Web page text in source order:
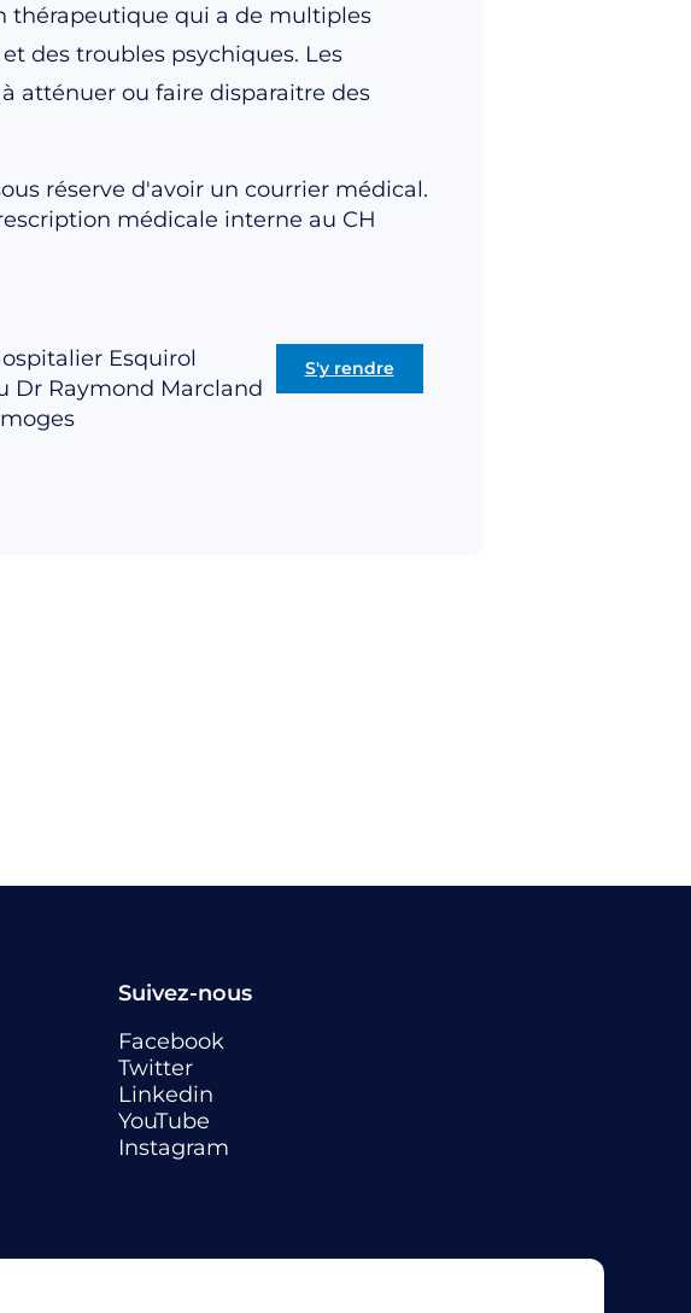
thérapeutique qui a de multiples
des troubles psychiques. Les
atténuer ou faire disparaitre des
réserve d'avoir un courrier médical.
médicale interne au CH
Esquirol
Dr Raymond Marcland
S'y rendre
Suivez-nous
Facebook
Twitter
Linkedin
YouTube
Instagram